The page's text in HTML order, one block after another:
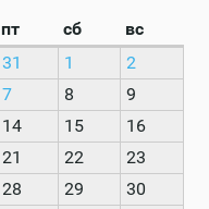
пт сб
вс
31 1
2
7 8
9
14 15
16
21 22
23
28 29
30